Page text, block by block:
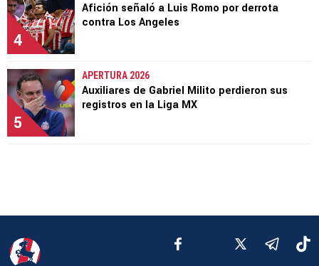
4
Afición señaló a Luis Romo por derrota
contra Los Angeles
5
APERTURA 2026
Auxiliares de Gabriel Milito perdieron sus
registros en la Liga MX